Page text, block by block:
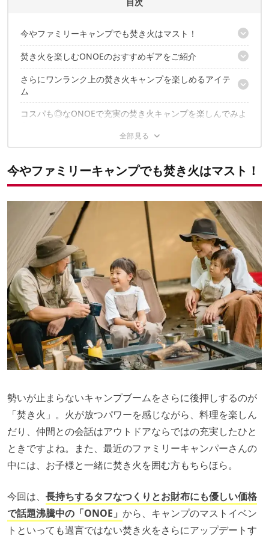
今やファミリーキャンプでも焚き火はマスト！
Yasuさんファミリーのお悩み 「焚き火をおしゃれ＆便利に楽しみ
アウトドアPRの山田氏が焚き火の楽しみ方をレクチャー
焚き火を楽しむONOEのおすすめギアをご紹介
コンパクトながら大きさは十分。着火も簡単な万能焚き火台。
焚き火を囲んで食事するのにベストなマルチテーブル
さらにワンランク上の焚き火キャンプを楽しめるアイテ
ム
ギアがすぐ手に取れる！耐熱性を備えた変幻自在なハンガーラッ
マルチハンガーの有効活用例
コスパも◎なONOEで充実の焚き火キャンプを楽しんでみよ
今やファミリーキャンプでも焚き火はマスト！
勢いが止まらないキャンプブームをさらに後押しするのが
「焚き火」。火が放つパワーを感じながら、料理を楽しん
だり、仲間との会話はアウトドアならではの充実したひと
ときですよね。また、最近のファミリーキャンパーさんの
中には、お子様と一緒に焚き火を囲む方もちらほら。
今回は、 長持ちするタフなつくりとお財布にも優しい価格
で話題沸騰中の「ONOE」 から、キャンプのマストイベン
トといっても過言ではない焚き火をさらにアップデートす